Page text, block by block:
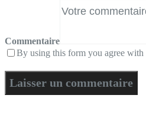
Commentaire
By using this form you agree with